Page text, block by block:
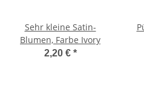
Sehr kleine Satin-
Blumen, Farbe Ivory
2,20 € *